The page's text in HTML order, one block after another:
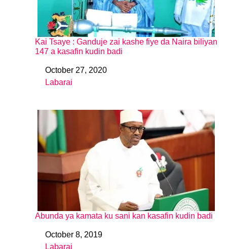
Kai Tsaye : Ganduje zai kashe fiye da Naira biliyan
147 a kasafin kudin badi
DateOctober 27, 2020
In relation to
Labarai
Abunda ya kamata ku sani kan kasafin kudin badi
DateOctober 8, 2019
Labarai